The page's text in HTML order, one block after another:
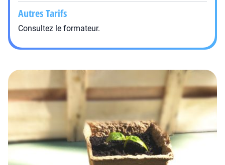
Autres Tarifs
Consultez le formateur.